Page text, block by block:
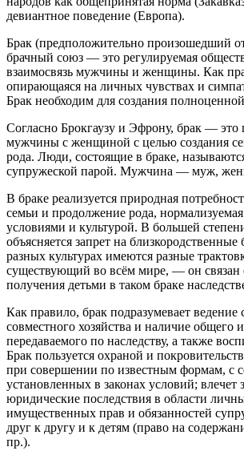
девиантное поведение (Европа).
Брак (предположительно произошедший
брачный союз — это регулируемая
взаимосвязь мужчины и женщины. Как
опирающаяся на личных чувствах и
Брак необходим для создания
Согласно Брокгаузу и Эфрону, брак —
мужчины с женщиной с целью создания
рода. Люди, состоящие в браке,
супружеской парой. Мужчина — муж,
В браке реализуется природная
семьи и продолжение рода,
условиями и культурой. В большей
объясняется запрет на близкородственные
разных культурах имеются разные
существующий во всём мире, — он связан
получения детьми в таком браке
Как правило, брак подразумевает ведение
совместного хозяйства и наличие общего
передаваемого по наследству, а также
Брак пользуется охраной и
при совершении по известным формам, с
установленных в законах условий; влечет
юридические последствия в области
имущественных прав и обязанностей
друг к другу и к детям (право на
пр.).